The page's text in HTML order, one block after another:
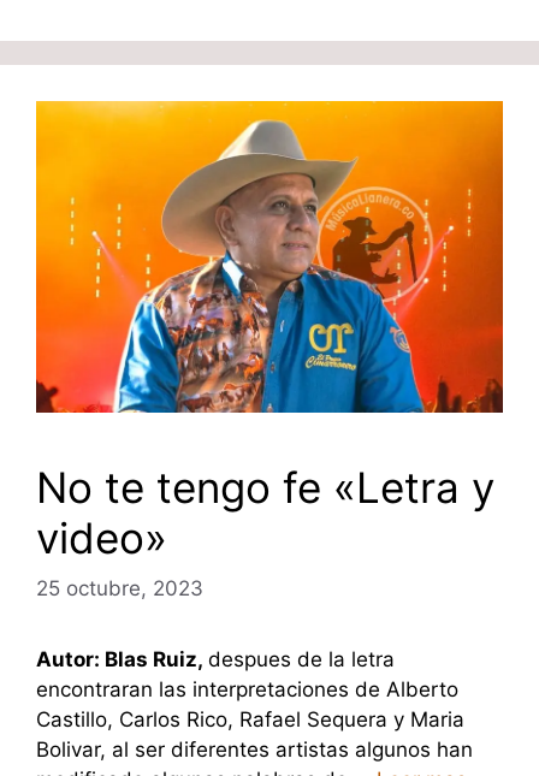
No te tengo fe «Letra y
video»
25 octubre, 2023
Autor: Blas Ruiz, despues de la letra
encontraran las interpretaciones de Alberto
Castillo, Carlos Rico, Rafael Sequera y Maria
Bolivar, al ser diferentes artistas algunos han